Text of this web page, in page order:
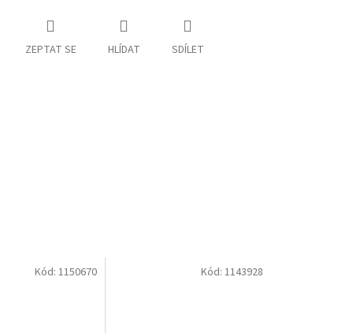
ZEPTAT SE HLÍDAT SDÍLET
Kód:1150670 Kód: 1143928